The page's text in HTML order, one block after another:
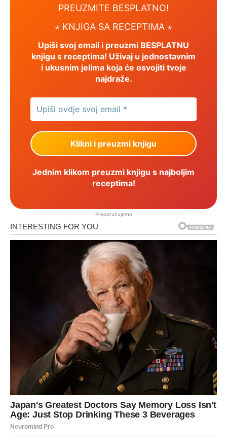
PREUZMITE BESPLATNO!
⋆ KNJIGA SA RECEPTIMA ⋆
Upiši svoj email i preuzmi BESPLATNU
knjigu s receptima! Uživaj u jednostavnim
i ukusnim jelima koja će osvojiti tvoje
najdraže.
Jednim klikom preuzmi knjigu s najboljim
receptima!
Preporučujemo